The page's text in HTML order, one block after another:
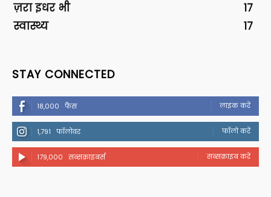
ज़रा इधर भी
17
स्वास्थ्य
17
STAY CONNECTED
18,000 फैंस लाइक करें
1,791 फॉलोवर फॉलो करें
179,000 सब्सक्राइबर्स सब्सक्राइब करें